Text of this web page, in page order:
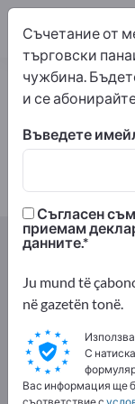
Плюшена
Exportpages
Нужди –
контакти >>
Съчетание от
търговски
чужбина.
и се
Въведете
Съгласен
приемам
данните.
Ju mund të
në gazetën tonë.
С
Вас информация ще